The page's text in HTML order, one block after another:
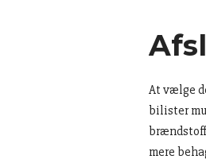
At vælge
bilister
mere